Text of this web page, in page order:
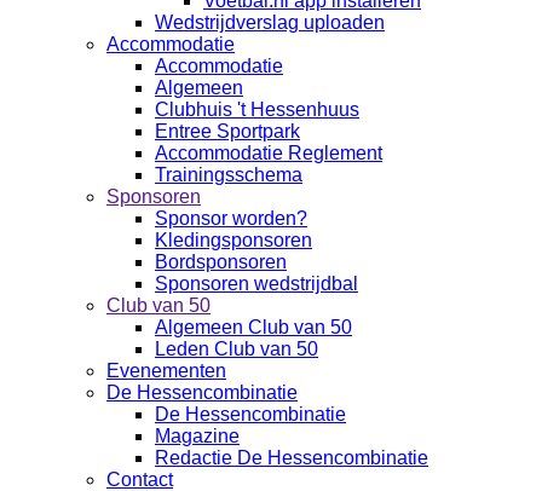
Wedstrijdverslag uploaden
Accommodatie
Accommodatie
Algemeen
Clubhuis 't Hessenhuus
Entree Sportpark
Accommodatie Reglement
Trainingsschema
Sponsoren
Sponsor worden?
Kledingsponsoren
Bordsponsoren
Sponsoren wedstrijdbal
Club van 50
Algemeen Club van 50
Leden Club van 50
Evenementen
De Hessencombinatie
De Hessencombinatie
Magazine
Redactie De Hessencombinatie
Contact